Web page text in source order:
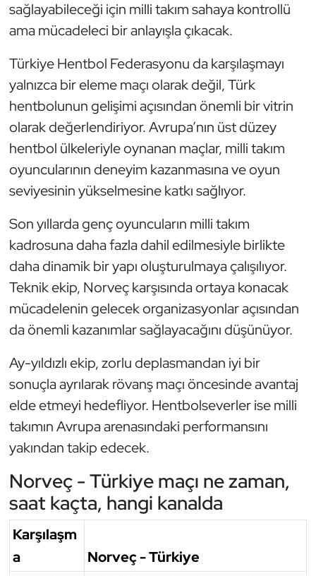
sağlayabileceği için milli takım sahaya kontrollü
ama mücadeleci bir anlayışla çıkacak.
Türkiye Hentbol Federasyonu da karşılaşmayı
yalnızca bir eleme maçı olarak değil, Türk
hentbolunun gelişimi açısından önemli bir vitrin
olarak değerlendiriyor. Avrupa’nın üst düzey
hentbol ülkeleriyle oynanan maçlar, milli takım
oyuncularının deneyim kazanmasına ve oyun
seviyesinin yükselmesine katkı sağlıyor.
Son yıllarda genç oyuncuların milli takım
kadrosuna daha fazla dahil edilmesiyle birlikte
daha dinamik bir yapı oluşturulmaya çalışılıyor.
Teknik ekip, Norveç karşısında ortaya konacak
mücadelenin gelecek organizasyonlar açısından
da önemli kazanımlar sağlayacağını düşünüyor.
Ay-yıldızlı ekip, zorlu deplasmandan iyi bir
sonuçla ayrılarak rövanş maçı öncesinde avantaj
elde etmeyi hedefliyor. Hentbolseverler ise milli
takımın Avrupa arenasındaki performansını
yakından takip edecek.
Norveç - Türkiye maçı ne zaman,
saat kaçta, hangi kanalda
Karşılaşm
a
Norveç - Türkiye